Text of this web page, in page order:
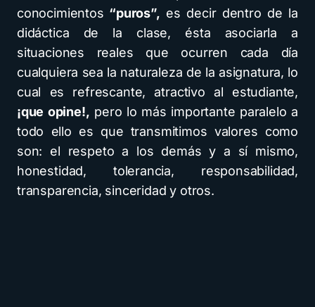
conocimientos “puros”, es decir dentro de la
didáctica de la clase, ésta asociarla a
situaciones reales que ocurren cada día
cualquiera sea la naturaleza de la asignatura, lo
cual es refrescante, atractivo al estudiante,
¡que opine!, pero lo más importante paralelo a
todo ello es que transmitimos valores como
son: el respeto a los demás y a sí mismo,
honestidad, tolerancia, responsabilidad,
transparencia, sinceridad y otros.